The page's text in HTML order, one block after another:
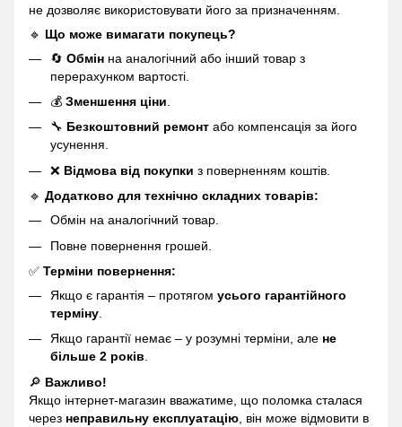
не дозволяє використовувати його за призначенням.
🔹 Що може вимагати покупець?
🔄 Обмін на аналогічний або інший товар з
перерахунком вартості.
💰 Зменшення ціни
🔧 Безкоштовний ремонт або компенсація за його
усунення.
❌ Відмова від покупки з поверненням коштів.
🔹 Додатково для технічно складних товарів:
Обмін на аналогічний товар.
Повне повернення грошей.
✅ Терміни повернення:
Якщо є гарантія – протягом усього гарантійного
терміну
Якщо гарантії немає – у розумні терміни, але не
більше 2 років.
🔎 Важливо!
Якщо інтернет-магазин вважатиме, що поломка сталася
через неправильну експлуатацію , він може відмовити в